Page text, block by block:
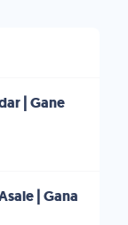
| Gane
| Gana